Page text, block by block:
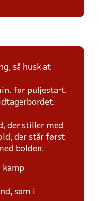
så husk at
før puljestart.
der stiller med
der står først
bolden.
kamp
som i